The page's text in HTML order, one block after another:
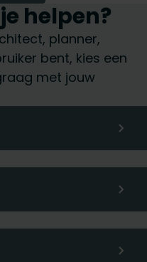
helpen?
planner,
bent, kies een
met jouw